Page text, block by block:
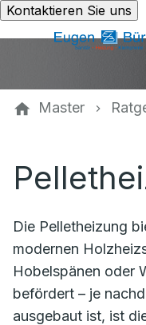
Kontaktieren Sie uns
Master
Die Pelletheizung
modernen
Hobelspänen oder
befördert – je
ausgebaut ist, ist